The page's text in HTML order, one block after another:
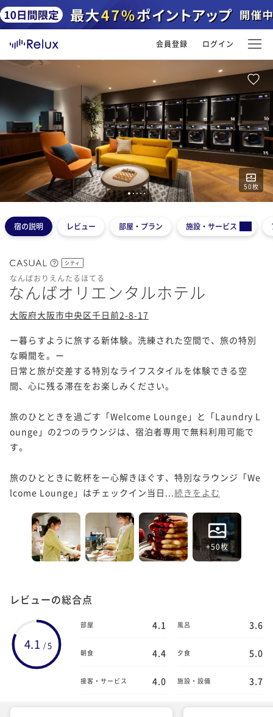
会員登録 ログイン
50枚
12345
宿の説明 レビュー 部屋・プラン 施設・サービス
シティ
なんばおりえんたるほてる
なんばオリエンタルホテル
大阪府大阪市中央区千日前2-8-17
ー暮らすように旅する新体験。洗練された空間で、旅の特別
な瞬間を。ー
日常と旅が交差する特別なライフスタイルを体験できる空
間、心に残る滞在をお楽しみください。
旅のひとときを過ごす「Welcome Lounge」と「Laundry L
ounge」の2つのラウンジは、宿泊者専用で無料利用可能で
す。
旅のひとときに乾杯をー心解きほぐす、特別なラウンジ「We
lcome Lounge」はチェックイン当日... 続きをよむ
+50枚
レビューの総合点
4.1 /5
部屋 4.1 風呂 3.6
朝食 4.4 夕食 5.0
接客・サービス 4.0 施設・設備 3.7